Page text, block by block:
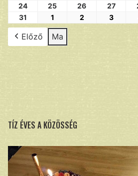
24
25 26 27
31
1 2 3
Előző Ma
TÍZ ÉVES A KÖZÖSSÉG